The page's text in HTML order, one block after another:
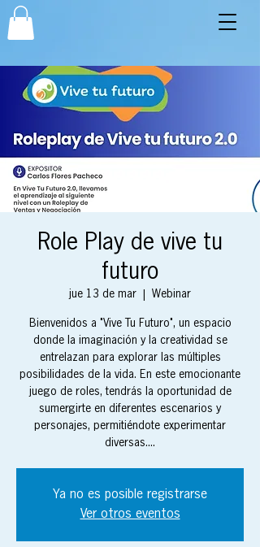
Role Play de vive tu
futuro
jue 13 de mar Webinar
Bienvenidos a "Vive Tu Futuro", un espacio
donde la imaginación y la creatividad se
entrelazan para explorar las múltiples
posibilidades de la vida. En este emocionante
juego de roles, tendrás la oportunidad de
sumergirte en diferentes escenarios y
personajes, permitiéndote experimentar
diversas....
Ya no es posible registrarse
Ver otros eventos